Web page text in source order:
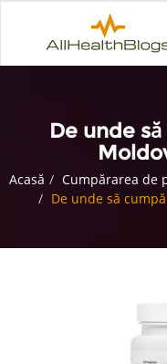
De unde
Acasă
Cumpărarea de
De unde să